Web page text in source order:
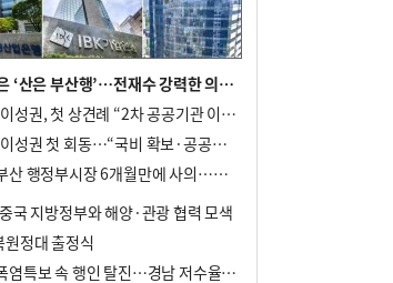
與가 막은 ‘산은 부산행’…전재수 강력한 의지 표명 없인 공염불
전재수·이성권, 첫 상견례 “2차 공공기관 이전 초당 협력”(종합)
전재수·이성권 첫 회동…“국비 확보·공공기관 이전 협력”
김경덕 부산 행정부시장 6개월만에 사의…후임 인선 촉각
국 지방정부와 해양·관광 협력 모색
정대 출정식
열흘째 폭염특보 속 행인 탈진…경남 저수율 평년의 절반